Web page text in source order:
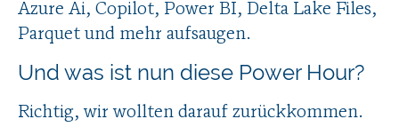
Azure Ai, Copilot, Power BI, Delta Lake Files,
Parquet und mehr aufsaugen.
Und was ist nun diese Power Hour?
Richtig, wir wollten darauf zurückkommen.